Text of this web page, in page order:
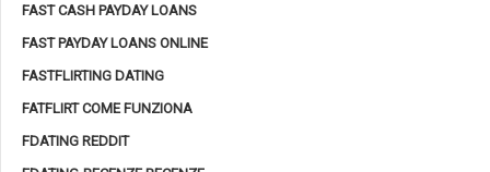
FAST CASH PAYDAY LOANS
FAST PAYDAY LOANS ONLINE
FASTFLIRTING DATING
FATFLIRT COME FUNZIONA
FDATING REDDIT